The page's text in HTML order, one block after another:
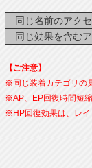
同じ名前のアク
同じ効果を含む
【ご注意】
※同じ装着カテゴリの
※AP、EP回復時間短
※HP回復効果は、レイ